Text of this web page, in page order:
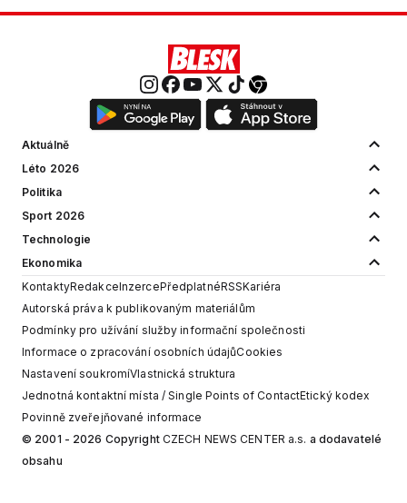
Aktuálně
Léto 2026
Politika
Sport 2026
Technologie
Ekonomika
KontaktyRedakceInzercePředplatnéRSSKariéra
Autorská práva k publikovaným materiálům
Podmínky pro užívání služby informační společnosti
Informace o zpracování osobních údajůCookies
Nastavení soukromíVlastnická struktura
Jednotná kontaktní místa / Single Points of ContactEtický kodex
Povinně zveřejňované informace
© 2001 - 2026 Copyright CZECH NEWS CENTER a.s. a dodavatelé
obsahu